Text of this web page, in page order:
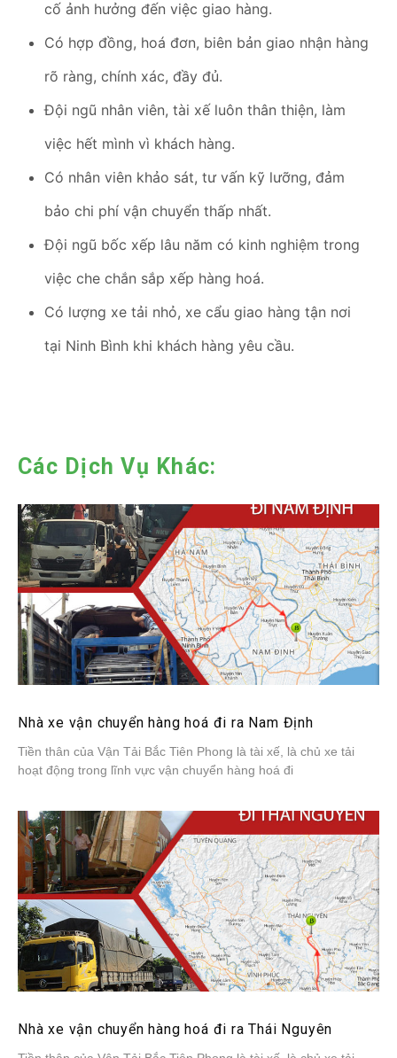
cố ảnh hưởng đến việc giao hàng.
Có hợp đồng, hoá đơn, biên bản giao nhận hàng
rõ ràng, chính xác, đầy đủ.
Đội ngũ nhân viên, tài xế luôn thân thiện, làm
việc hết mình vì khách hàng.
Có nhân viên khảo sát, tư vấn kỹ lưỡng, đảm
bảo chi phí vận chuyển thấp nhất.
Đội ngũ bốc xếp lâu năm có kinh nghiệm trong
việc che chắn sắp xếp hàng hoá.
Có lượng xe tải nhỏ, xe cẩu giao hàng tận nơi
tại Ninh Bình khi khách hàng yêu cầu.
Các Dịch Vụ Khác:
Nhà xe vận chuyển hàng hoá đi ra Nam Định
Tiền thân của Vận Tải Bắc Tiên Phong là tài xế, là chủ xe tải
hoạt động trong lĩnh vực vận chuyển hàng hoá đi
Nhà xe vận chuyển hàng hoá đi ra Thái Nguyên